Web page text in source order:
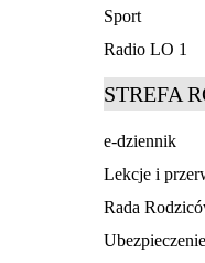
Sport
Radio LO 1
STREFA
e-dziennik
Lekcje i
Rada
Ubezpieczenie